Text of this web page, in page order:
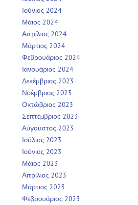
Ιούνιος 2024
Μάιος 2024
Απρίλιος 2024
Μάρτιος 2024
Φεβρουάριος 2024
Ιανουάριος 2024
Δεκέμβριος 2023
Νοέμβριος 2023
Οκτώβριος 2023
Σεπτέμβριος 2023
Αύγουστος 2023
Ιούλιος 2023
Ιούνιος 2023
Μάιος 2023
Απρίλιος 2023
Μάρτιος 2023
Φεβρουάριος 2023